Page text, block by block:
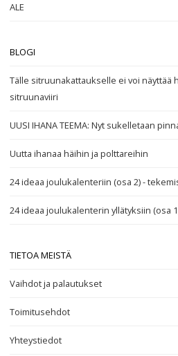
ALE
BLOGI
Tälle sitruunakattaukselle ei voi näyttää
sitruunaviiri
UUSI IHANA TEEMA: Nyt sukelletaan
Uutta ihanaa häihin ja polttareihin
24 ideaa joulukalenteriin (osa 2) -
24 ideaa joulukalenterin yllätyksiin (osa
TIETOA MEISTÄ
Vaihdot ja palautukset
Toimitusehdot
Yhteystiedot